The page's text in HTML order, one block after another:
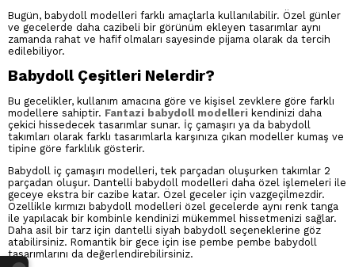
Bugün, babydoll modelleri farklı amaçlarla kullanılabilir. Özel günler
ve gecelerde daha cazibeli bir görünüm ekleyen tasarımlar aynı
zamanda rahat ve hafif olmaları sayesinde pijama olarak da tercih
edilebiliyor.
Babydoll Çeşitleri Nelerdir?
Bu gecelikler, kullanım amacına göre ve kişisel zevklere göre farklı
modellere sahiptir. Fantazi babydoll modelleri kendinizi daha
çekici hissedecek tasarımlar sunar. İç çamaşırı ya da babydoll
takımları olarak farklı tasarımlarla karşınıza çıkan modeller kumaş ve
tipine göre farklılık gösterir.
Babydoll iç çamaşırı modelleri, tek parçadan oluşurken takımlar 2
parçadan oluşur. Dantelli babydoll modelleri daha özel işlemeleri ile
geceye ekstra bir cazibe katar. Özel geceler için vazgeçilmezdir.
Özellikle kırmızı babydoll modelleri özel gecelerde aynı renk tanga
ile yapılacak bir kombinle kendinizi mükemmel hissetmenizi sağlar.
Daha asil bir tarz için dantelli siyah babydoll seçeneklerine göz
atabilirsiniz. Romantik bir gece için ise pembe pembe babydoll
tasarımlarını da değerlendirebilirsiniz.